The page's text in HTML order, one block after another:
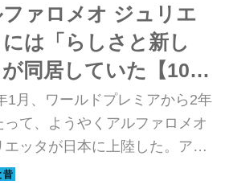
ァロメオ ジュリエ
には「らしさと新し
同居していた【10年
の新車】
1月、ワールドプレミアから2年
って、ようやくアルファロメオ
エッタが日本に上陸した。アル
オのラインナップとしては